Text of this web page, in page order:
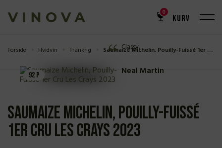
KURV
0
Forside Hvidvin Frankrig Saumaize Michelin, Pouilly-Fuissé 1er Cru Les Crays 2023
92 P
ANMELDELSE
Classy.
Neal Martin
Saumaize Michelin, Pouilly-Fuissé
1er Cru Les Crays 2023